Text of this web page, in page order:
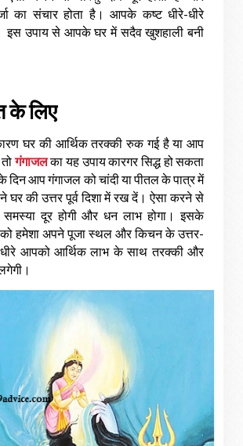
का संचार होता है। आपके कष्ट धीरे-धीरे
इस उपाय से आपके घर में सदैव खुशहाली बनी
केलिए
घर की आर्थिक तरक्की रुक गई है या आप
तोगंगाजलका यहउपायकारगरसिद्धहोसकता
दिनआपगंगाजलकोचांदीयापीतलकेपात्रमें
घर की उत्तर पूर्व दिशा में रख दें। ऐसा करने से
समस्या दूर होगी और धन लाभ होगा। इसके
को हमेशा अपने पूजा स्थल और किचन के उत्तर-
धीरे आपको आर्थिक लाभ के साथ तरक्की और